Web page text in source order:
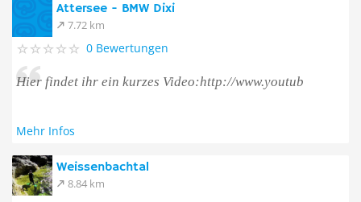
Attersee - BMW Dixi
7.72 km
0 Bewertungen
Hier findet ihr ein kurzes Video:http://www.youtub
Mehr Infos
Weissenbachtal
8.84 km